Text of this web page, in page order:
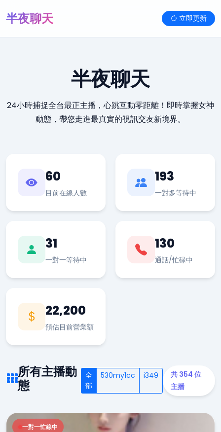
半夜聊天 立即更新
半夜聊天
24小時捕捉全台最正主播，心跳互動零距離！即時掌握女神
動態，帶您走進最真實的視訊交友新境界。
60
目前在線人數
193
一對多等待中
31
一對一等待中
130
通話/忙碌中
22,200
預估目前營業額
所有主播動
態
全
部
530my1cc i349
共 354 位
主播
一對一忙線中